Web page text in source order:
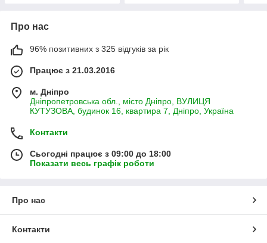
Про нас
96% позитивних з 325 відгуків за рік
Працює з 21.03.2016
м. Дніпро
Дніпропетровська обл., місто Дніпро, ВУЛИЦЯ
КУТУЗОВА, будинок 16, квартира 7, Дніпро, Україна
Контакти
Сьогодні працює з 09:00 до 18:00
Показати весь графік роботи
Про нас
Контакти